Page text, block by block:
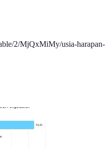
2/MjQxMiMy/usia-harapan-